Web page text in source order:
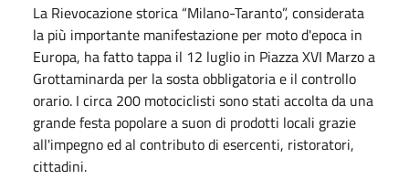
La Rievocazione storica “Milano-Taranto”, considerata
la più importante manifestazione per moto d'epoca in
Europa, ha fatto tappa il 12 luglio in Piazza XVI Marzo a
Grottaminarda per la sosta obbligatoria e il controllo
orario. I circa 200 motociclisti sono stati accolta da una
grande festa popolare a suon di prodotti locali grazie
all'impegno ed al contributo di esercenti, ristoratori,
cittadini.